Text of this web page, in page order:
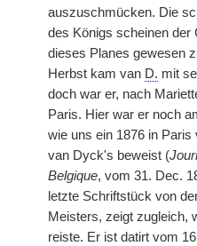
auszuschmücken. Die
des Königs scheinen der
dieses Planes gewesen
Herbst kam van D. mit
doch war er, nach
Paris. Hier war er noch
wie uns ein 1876 in
van Dyck's beweist (
Belgique, vom 31. Dec.
letzte Schriftstück von
Meisters, zeigt zugleich,
reiste. Er ist datirt vom